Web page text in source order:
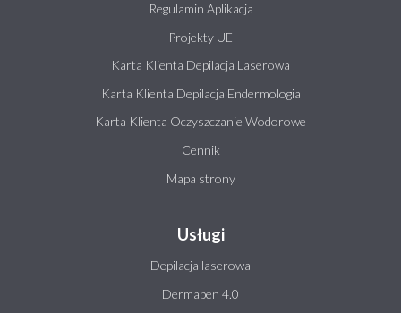
Regulamin Aplikacja
Projekty UE
Karta Klienta Depilacja Laserowa
Karta Klienta Depilacja Endermologia
Karta Klienta Oczyszczanie Wodorowe
Cennik
Mapa strony
Usługi
Depilacja laserowa
Dermapen 4.0